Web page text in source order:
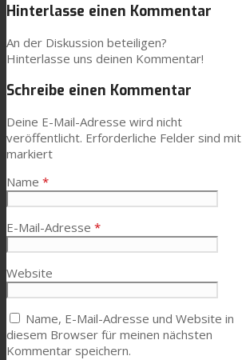
Hinterlasse einen Kommentar
An der Diskussion beteiligen?
Hinterlasse uns deinen Kommentar!
Schreibe einen Kommentar
Deine E-Mail-Adresse wird nicht
veröffentlicht. Erforderliche Felder sind mit
markiert
Name *
E-Mail-Adresse *
Website
Name, E-Mail-Adresse und Website in
diesem Browser für meinen nächsten
Kommentar speichern.